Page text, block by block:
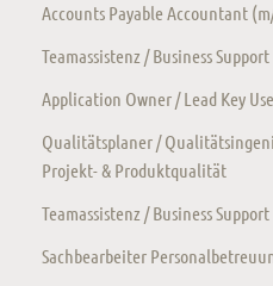
Accounts Payable Accountant
Teamassistenz / Business
Application Owner / Lead Key
Qualitätsplaner /
Projekt- & Produktqualität
Teamassistenz / Business
Sachbearbeiter